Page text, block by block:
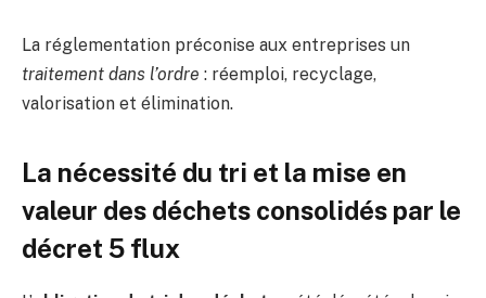
La réglementation préconise aux entreprises un
traitement dans l’ordre : réemploi, recyclage,
valorisation et élimination.
La nécessité du tri et la mise en
valeur des déchets consolidés par le
décret 5 flux